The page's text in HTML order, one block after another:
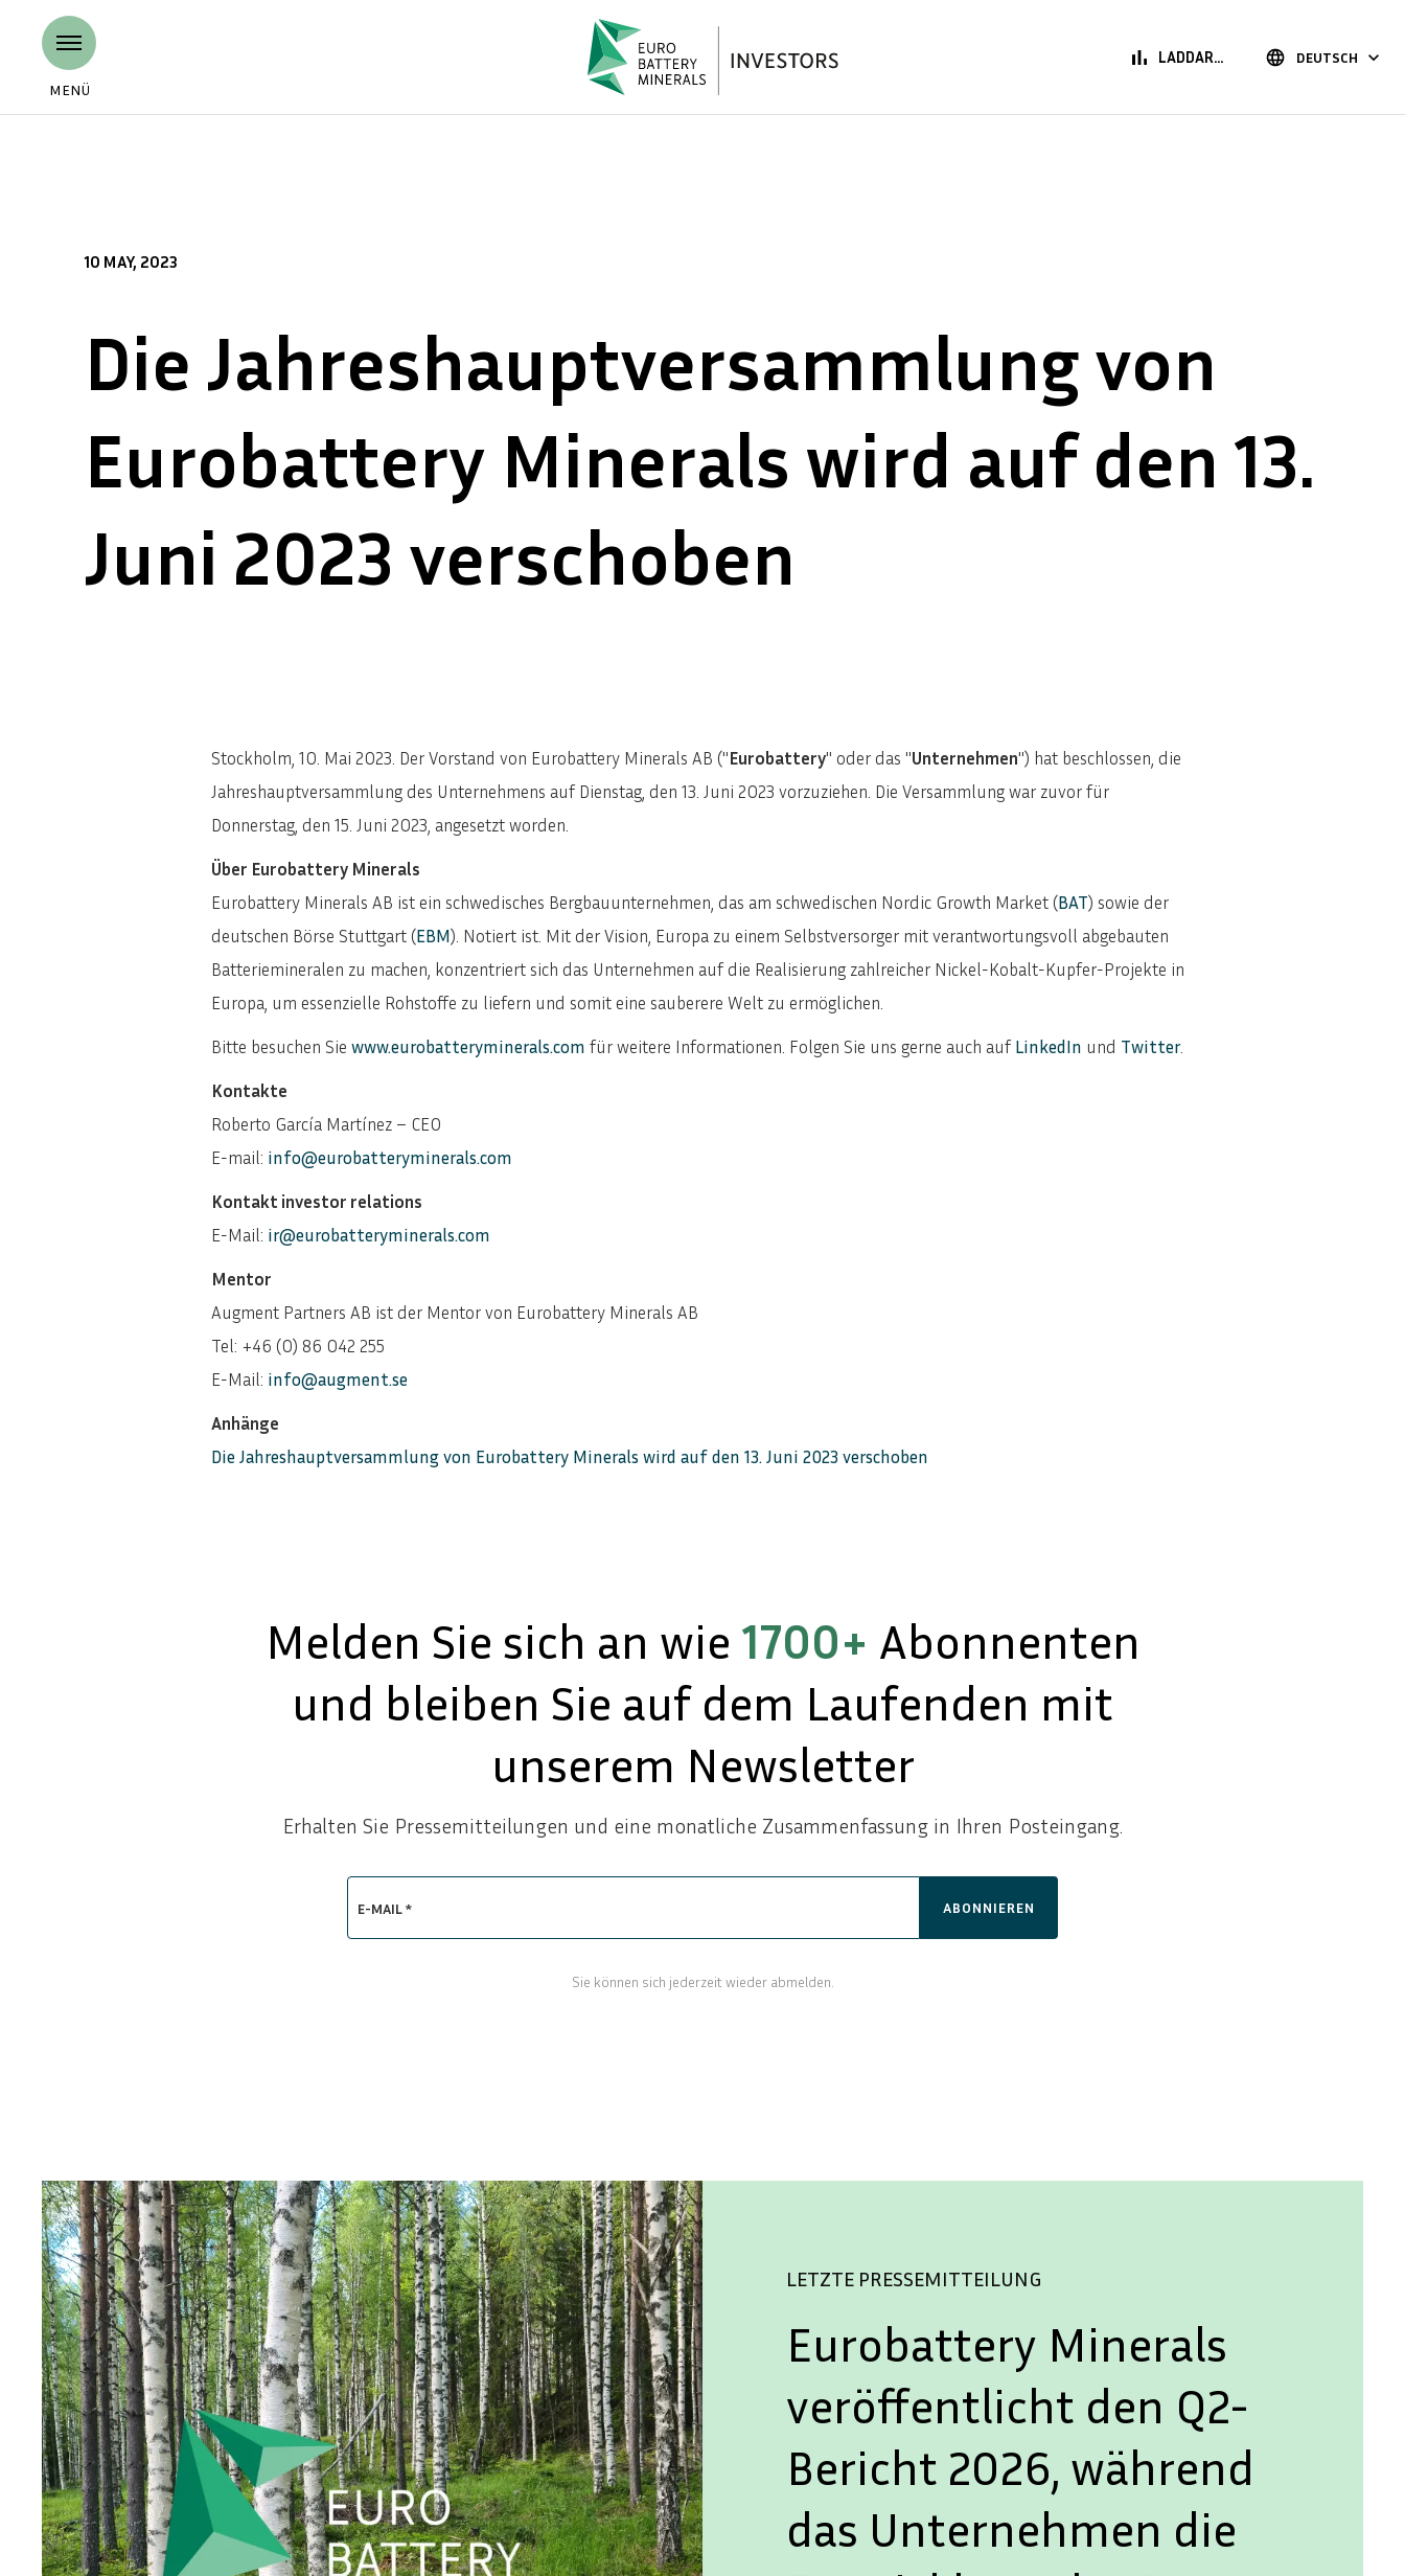
MENÜ
bar_chart LADDAR... language DEUTSCH keyboard_arrow_down
ENGLISH SVENSKA
10 MAY, 2023
Die Jahreshauptversammlung von
Eurobattery Minerals wird auf den 13.
Juni 2023 verschoben
Stockholm, 10. Mai 2023. Der Vorstand von Eurobattery Minerals AB ("Eurobattery" oder das "Unternehmen") hat beschlossen, die
Jahreshauptversammlung des Unternehmens auf Dienstag, den 13. Juni 2023 vorzuziehen. Die Versammlung war zuvor für
Donnerstag, den 15. Juni 2023, angesetzt worden.
Über Eurobattery Minerals
Eurobattery Minerals AB ist ein schwedisches Bergbauunternehmen, das am schwedischen Nordic Growth Market (BAT) sowie der
deutschen Börse Stuttgart (EBM). Notiert ist. Mit der Vision, Europa zu einem Selbstversorger mit verantwortungsvoll abgebauten
Batteriemineralen zu machen, konzentriert sich das Unternehmen auf die Realisierung zahlreicher Nickel-Kobalt-Kupfer-Projekte in
Europa, um essenzielle Rohstoffe zu liefern und somit eine sauberere Welt zu ermöglichen.
Bitte besuchen Sie www.eurobatteryminerals.com für weitere Informationen. Folgen Sie uns gerne auch aufLinkedIn und Twitter.
Kontakte
Roberto García Martínez – CEO
E-mail: info@eurobatteryminerals.com
Kontakt investor relations
E-Mail: ir@eurobatteryminerals.com
Mentor
Augment Partners AB ist der Mentor von Eurobattery Minerals AB
Tel: +46 (0) 86 042 255
E-Mail: info@augment.se
Anhänge
Die Jahreshauptversammlung von Eurobattery Minerals wird auf den 13. Juni 2023 verschoben
Melden Sie sich an wie 1700+ Abonnenten
und bleiben Sie auf dem Laufenden mit
unserem Newsletter
Erhalten Sie Pressemitteilungen und eine monatliche Zusammenfassung in Ihren Posteingang.
E-MAIL * ABONNIEREN
Sie können sich jederzeit wieder abmelden.
LETZTE PRESSEMITTEILUNG
Eurobattery Minerals
veröffentlicht den Q2-
Bericht 2026, während
das Unternehmen die